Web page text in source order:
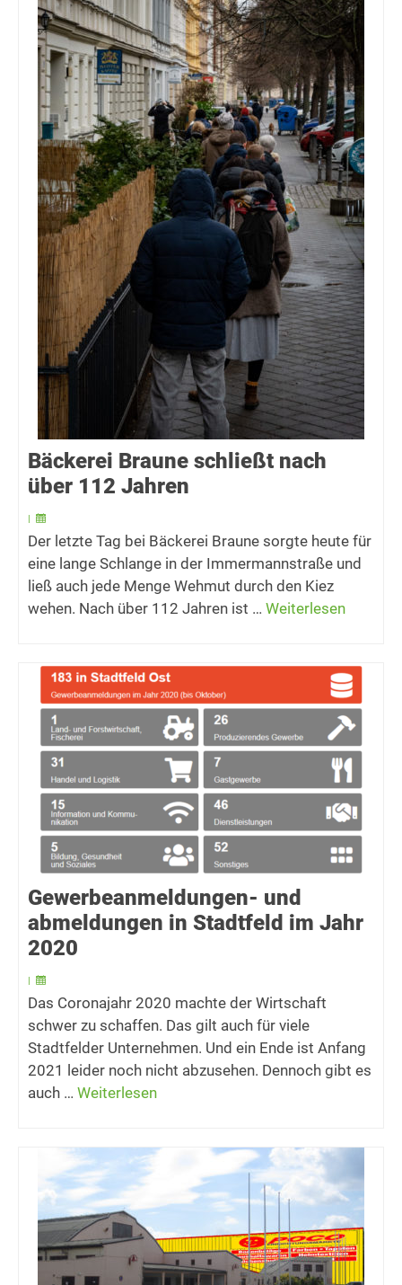
Bäckerei Braune schließt nach
über 112 Jahren
|
Der letzte Tag bei Bäckerei Braune sorgte heute für
eine lange Schlange in der Immermannstraße und
ließ auch jede Menge Wehmut durch den Kiez
wehen. Nach über 112 Jahren ist … Weiterlesen
Gewerbeanmeldungen- und
abmeldungen in Stadtfeld im Jahr
2020
|
Das Coronajahr 2020 machte der Wirtschaft
schwer zu schaffen. Das gilt auch für viele
Stadtfelder Unternehmen. Und ein Ende ist Anfang
2021 leider noch nicht abzusehen. Dennoch gibt es
auch … Weiterlesen